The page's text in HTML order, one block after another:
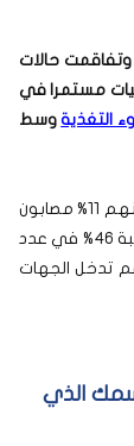
وتفاقمت حالات
مستمرا في
التغذيةوسط
ووفقاً لبيانات برنامج الغذاء العالمي، يعاني قرابة 40% من الأطفال دون الخامسة سوء تغذية حادّا، من بينهم 11% مصابون
. فيما تشير خلال يوليو الماضي، عن ارتفاع بنسبة 46% في عدد
تدخل الجهات
الذي